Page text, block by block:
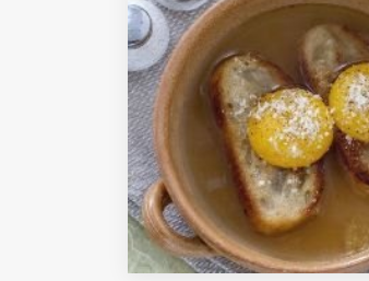
www.viveremilano.info
Fondato e diretto da Enzo De
EDB edizioni - Via Brivio angolo C.
Imbonati, 89 20159 Milano (Italia)
Informativa sulla privacy